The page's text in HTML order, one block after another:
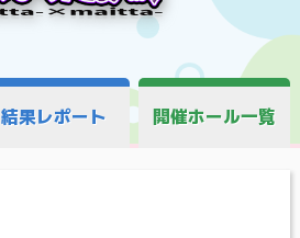
結果レポート 開催ホール一覧